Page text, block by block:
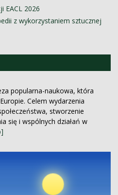
EACL 2026
z wykorzystaniem sztucznej
popularna-naukowa, która
Celem wydarzenia
stworzenie
się i wspólnych działań w